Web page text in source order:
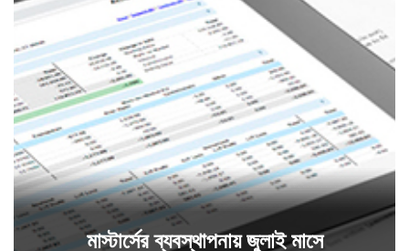
মাস্টার্সের ব্যবস্থাপনায় জুলাই মাসে